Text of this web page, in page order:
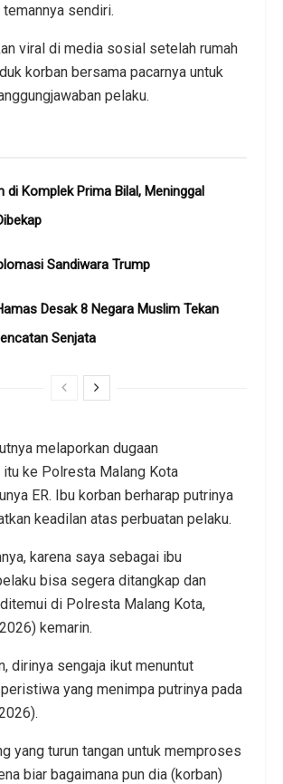
sendiri.
viral di media sosial setelah rumah
korban bersama pacarnya untuk
pelaku.
di Komplek Prima Bilal, Meninggal
Sandiwara Trump
Desak 8 Negara Muslim Tekan
Senjata
melaporkan dugaan
ke Polresta Malang Kota
ER. Ibu korban berharap putrinya
keadilan atas perbuatan pelaku.
karena saya sebagai ibu
bisa segera ditangkap dan
ditemui di Polresta Malang Kota,
kemarin.
dirinya sengaja ikut menuntut
yang menimpa putrinya pada
yang turun tangan untuk memproses
biar bagaimana pun dia (korban)